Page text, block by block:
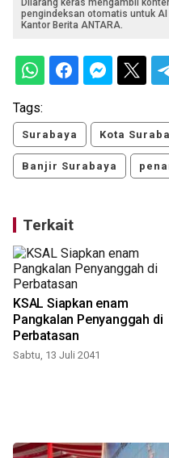
Dilarang keras mengambil
pengindeksan otomatis untuk
Kantor Berita ANTARA.
Tags:
Surabaya Kota
Banjir Surabaya
Terkait
KSAL Siapkan enam
Pangkalan Penyanggah di
Perbatasan
Sabtu, 13 Juli 2041